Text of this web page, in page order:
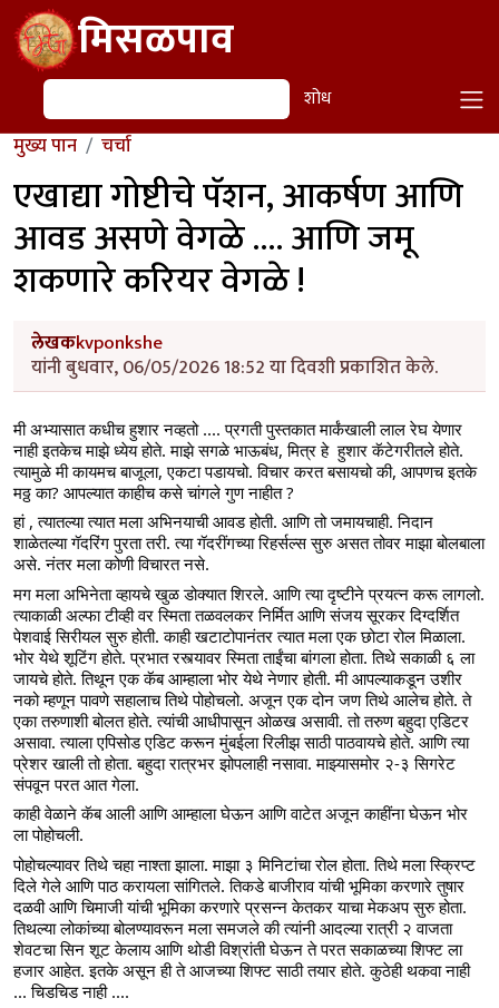
Skip to main contentमिसळपाव
शोध शोध
मुख्य पान चर्चा
एखाद्या गोष्टीचे पॅशन, आकर्षण आणि
आवड असणे वेगळे .... आणि जमू
शकणारे करियर वेगळे !
लेखकkvponkshe
यांनी बुधवार, 06/05/2026 18:52 या दिवशी प्रकाशित केले.
मी अभ्यासात कधीच हुशार नव्हतो .... प्रगती पुस्तकात मार्कंखाली लाल रेघ येणार
नाही इतकेच माझे ध्येय होते. माझे सगळे भाऊबंध, मित्र हे  हुशार कॅटेगरीतले होते.
त्यामुळे मी कायमच बाजूला, एकटा पडायचो. विचार करत बसायचो की, आपणच इतके
मठ्ठ का? आपल्यात काहीच कसे चांगले गुण नाहीत ?
हां , त्यातल्या त्यात मला अभिनयाची आवड होती. आणि तो जमायचाही. निदान
शाळेतल्या गॅदरिंग पुरता तरी. त्या गॅदरींगच्या रिहर्सल्स सुरु असत तोवर माझा बोलबाला
असे. नंतर मला कोणी विचारत नसे.
मग मला अभिनेता व्हायचे खुळ डोक्यात शिरले. आणि त्या दृष्टीने प्रयत्न करू लागलो.
त्याकाळी अल्फा टीव्ही वर स्मिता तळवलकर निर्मित आणि संजय सूरकर दिग्दर्शित
पेशवाई सिरीयल सुरु होती. काही खटाटोपानंतर त्यात मला एक छोटा रोल मिळाला.
भोर येथे शूटिंग होते. प्रभात रस्त्यावर स्मिता ताईंचा बांगला होता. तिथे सकाळी ६ ला
जायचे होते. तिथून एक कॅब आम्हाला भोर येथे नेणार होती. मी आपल्याकडून उशीर
नको म्हणून पावणे सहालाच तिथे पोहोचलो. अजून एक दोन जण तिथे आलेच होते. ते
एका तरुणाशी बोलत होते. त्यांची आधीपासून ओळख असावी. तो तरुण बहुदा एडिटर
असावा. त्याला एपिसोड एडिट करून मुंबईला रिलीझ साठी पाठवायचे होते. आणि त्या
प्रेशर खाली तो होता. बहुदा रात्रभर झोपलाही नसावा. माझ्यासमोर २-३ सिगरेट
संपवून परत आत गेला.
काही वेळाने कॅब आली आणि आम्हाला घेऊन आणि वाटेत अजून काहींना घेऊन भोर
ला पोहोचली.
पोहोचल्यावर तिथे चहा नाश्ता झाला. माझा ३ मिनिटांचा रोल होता. तिथे मला स्क्रिप्ट
दिले गेले आणि पाठ करायला सांगितले. तिकडे बाजीराव यांची भूमिका करणारे तुषार
दळवी आणि चिमाजी यांची भूमिका करणारे प्रसन्न केतकर याचा मेकअप सुरु होता.
तिथल्या लोकांच्या बोलण्यावरून मला समजले की त्यांनी आदल्या रात्री २ वाजता
शेवटचा सिन शूट केलाय आणि थोडी विश्रांती घेऊन ते परत सकाळच्या शिफ्ट ला
हजार आहेत. इतके असून ही ते आजच्या शिफ्ट साठी तयार होते. कुठेही थकवा नाही
... चिडचिड नाही ....